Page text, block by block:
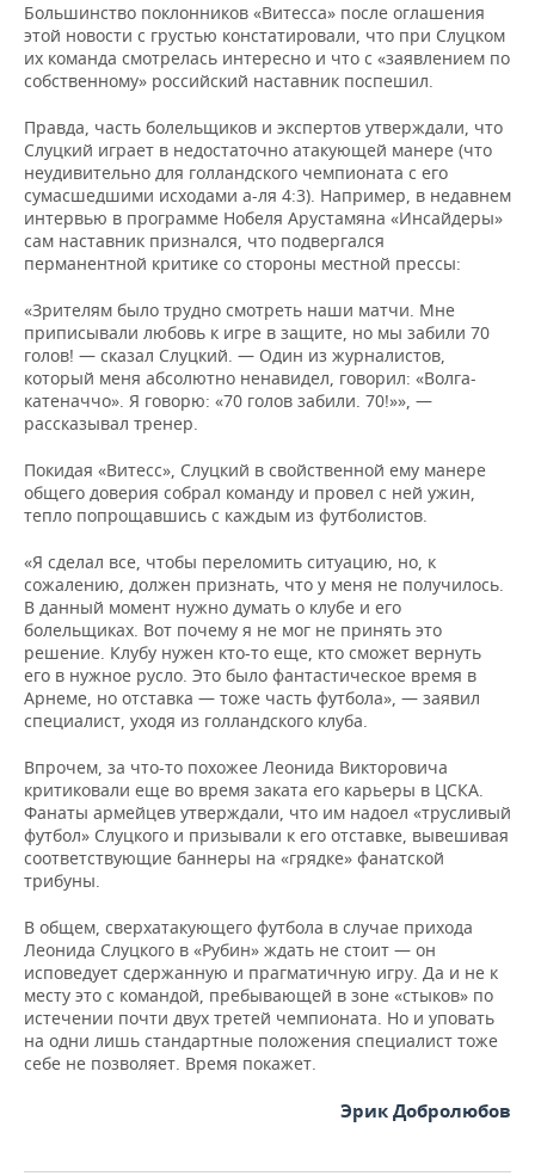
Большинство поклонников «Витесса» после оглашения
этой новости с грустью констатировали, что при Слуцком
их команда смотрелась интересно и что с «заявлением по
собственному» российский наставник поспешил.
Правда, часть болельщиков и экспертов утверждали, что
Слуцкий играет в недостаточно атакующей манере (что
неудивительно для голландского чемпионата с его
сумасшедшими исходами а-ля 4:3). Например, в недавнем
интервью в программе Нобеля Арустамяна «Инсайдеры»
сам наставник признался, что подвергался
перманентной критике со стороны местной прессы:
«Зрителям было трудно смотреть наши матчи. Мне
приписывали любовь к игре в защите, но мы забили 70
голов! — сказал Слуцкий. — Один из журналистов,
который меня абсолютно ненавидел, говорил: «Волга-
катеначчо». Я говорю: «70 голов забили. 70!»», —
рассказывал тренер.
Покидая «Витесс», Слуцкий в свойственной ему манере
общего доверия собрал команду и провел с ней ужин,
тепло попрощавшись с каждым из футболистов.
«Я сделал все, чтобы переломить ситуацию, но, к
сожалению, должен признать, что у меня не получилось.
В данный момент нужно думать о клубе и его
болельщиках. Вот почему я не мог не принять это
решение. Клубу нужен кто-то еще, кто сможет вернуть
его в нужное русло. Это было фантастическое время в
Арнеме, но отставка — тоже часть футбола», — заявил
специалист, уходя из голландского клуба.
Впрочем, за что-то похожее Леонида Викторовича
критиковали еще во время заката его карьеры в ЦСКА.
Фанаты армейцев утверждали, что им надоел «трусливый
футбол» Слуцкого и призывали к его отставке, вывешивая
соответствующие баннеры на «грядке» фанатской
трибуны.
В общем, сверхатакующего футбола в случае прихода
Леонида Слуцкого в «Рубин» ждать не стоит — он
исповедует сдержанную и прагматичную игру. Да и не к
месту это с командой, пребывающей в зоне «стыков» по
истечении почти двух третей чемпионата. Но и уповать
на одни лишь стандартные положения специалист тоже
себе не позволяет. Время покажет.
Эрик Добролюбов